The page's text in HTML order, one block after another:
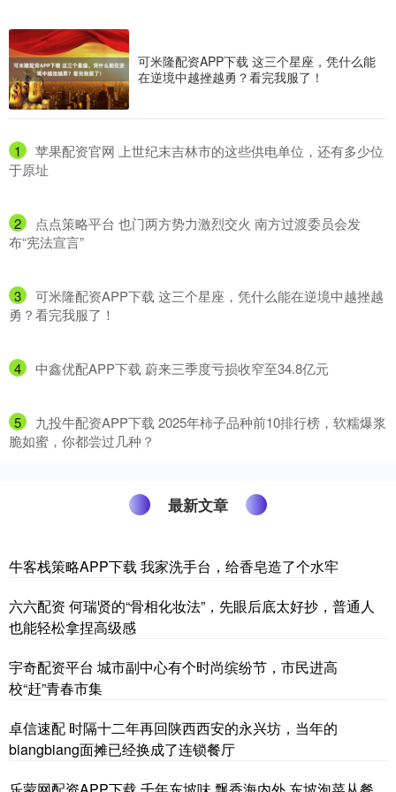
可米隆配资APP下载 这三个星座，凭什么能
在逆境中越挫越勇？看完我服了！
1
​苹果配资官网 上世纪末吉林市的这些供电单位，还有多少位
于原址
2
​点点策略平台 也门两方势力激烈交火 南方过渡委员会发
布“宪法宣言”
3
​可米隆配资APP下载 这三个星座，凭什么能在逆境中越挫越
勇？看完我服了！
4 ​中鑫优配APP下载 蔚来三季度亏损收窄至34.8亿元
5
​九投牛配资APP下载 2025年柿子品种前10排行榜，软糯爆浆
脆如蜜，你都尝过几种？
最新文章
牛客栈策略APP下载 我家洗手台，给香皂造了个水牢
六六配资 何瑞贤的“骨相化妆法”，先眼后底太好抄，普通人
也能轻松拿捏高级感
宇奇配资平台 城市副中心有个时尚缤纷节，市民进高
校“赶”青春市集
卓信速配 时隔十二年再回陕西西安的永兴坊，当年的
biangbiang面摊已经换成了连锁餐厅